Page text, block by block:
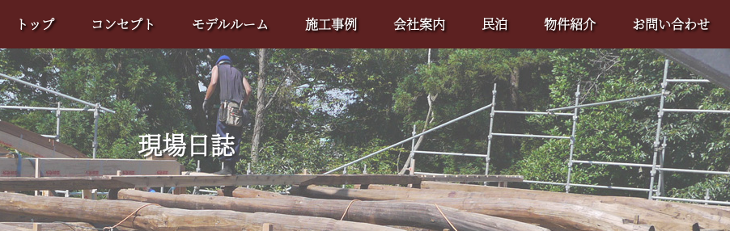
トップ コンセプト モデルルーム 施工事例 会社案内 民泊 物件紹介 お問い合わせ
現場日誌